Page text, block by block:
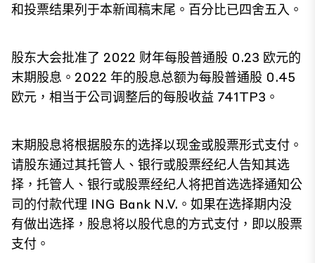
和投票结果列于本新闻稿末尾。百分比已四舍五入。
股东大会批准了 2022 财年每股普通股 0.23 欧元的
末期股息。2022 年的股息总额为每股普通股 0.45
欧元，相当于公司调整后的每股收益 741TP3。
末期股息将根据股东的选择以现金或股票形式支付。
请股东通过其托管人、银行或股票经纪人告知其选
择，托管人、银行或股票经纪人将把首选选择通知公
司的付款代理 ING Bank N.V.。如果在选择期内没
有做出选择，股息将以股代息的方式支付，即以股票
支付。